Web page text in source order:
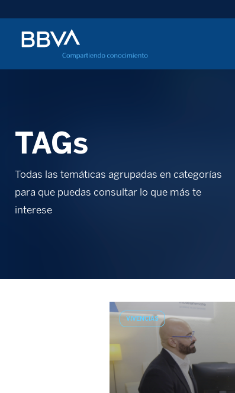
TAGs
Todas las temáticas agrupadas en categorías
para que puedas consultar lo que más te
interese
VIVENCIAS